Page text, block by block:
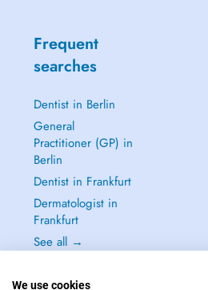
Frequent
searches
Dentist in Berlin
General
Practitioner (GP) in
Berlin
Dentist in Frankfurt
Dermatologist in
Frankfurt
See all →
We use cookies